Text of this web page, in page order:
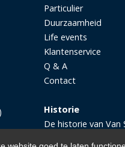
Particulier
Duurzaamheid
Life events
Klantenservice
Q & A
Contact
Historie
De historie van Van